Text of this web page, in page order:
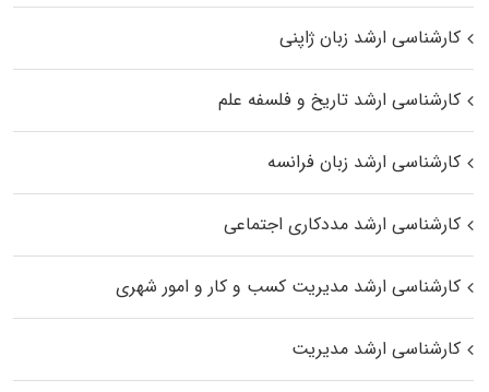
کارشناسی ارشد زبان ژاپنی
کارشناسی ارشد تاریخ و فلسفه علم
کارشناسی ارشد زبان فرانسه
کارشناسی ارشد مددکاری اجتماعی
کارشناسی ارشد مدیریت کسب و کار و امور شهری
کارشناسی ارشد مدیریت